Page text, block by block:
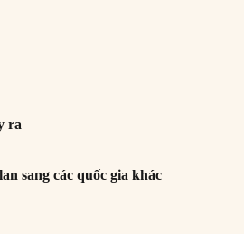
ra
sang các quốc gia khác